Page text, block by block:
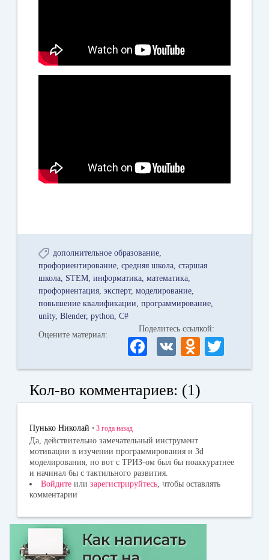
дополнительное образование
профориентирование средняя школа старшая
школа STEM информатика математика
профориентация эксперт моделирование
повышение квалификации
программирование
unity Blender python C#
Оцените материал:
Поделитесь ссылкой:
Fa
ce
bo
ok
V
K
O
dn
la
ki
wi
r
Кол-во комментариев: (1)
Пунько Николай • 3 года назад
Да, действительно замечательный инструмент
мотивации в изучении программирования и 3d
моделирования, но вот с ТРИЗ-ом был бы поаккуратнее
и начинал бы с тактильного развития.
Войдите или зарегистрируйтесь , чтобы оставлять
комментарии